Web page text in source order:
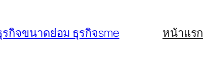
กิจขนาดย่อม ธุรกิจsme หน้าแรก